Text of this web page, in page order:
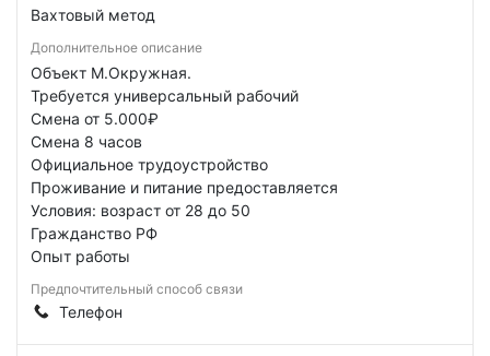
Вахтовый метод
Дополнительное описание
Объект М.Окружная.
Требуется универсальный рабочий
Смена от 5.000₽
Смена 8 часов
Официальное трудоустройство
Проживание и питание предоставляется
Условия: возраст от 28 до 50
Гражданство РФ
Опыт работы
Предпочтительный способ связи
Телефон